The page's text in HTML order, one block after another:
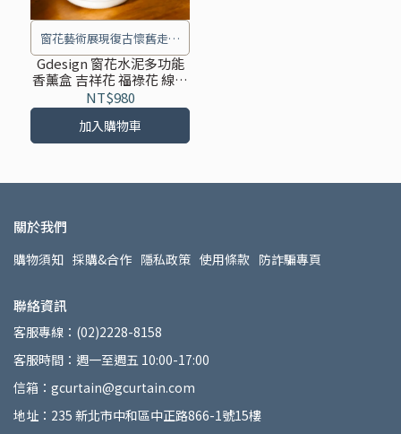
窗花藝術展現復古懷舊走入
質感生活
Gdesign 窗花水泥多功能
香薰盒 吉祥花 福祿花 線香
香環 精油三合一功能 擴香
香薰 線香座 香薰
NT$980
加入購物車
關於我們
購物須知 採購&合作 隱私政策 使用條款 防詐騙專頁
聯絡資訊
客服專線：(02)2228-8158
客服時間：週一至週五 10:00-17:00
信箱：gcurtain@gcurtain.com
地址：235 新北市中和區中正路866-1號15樓